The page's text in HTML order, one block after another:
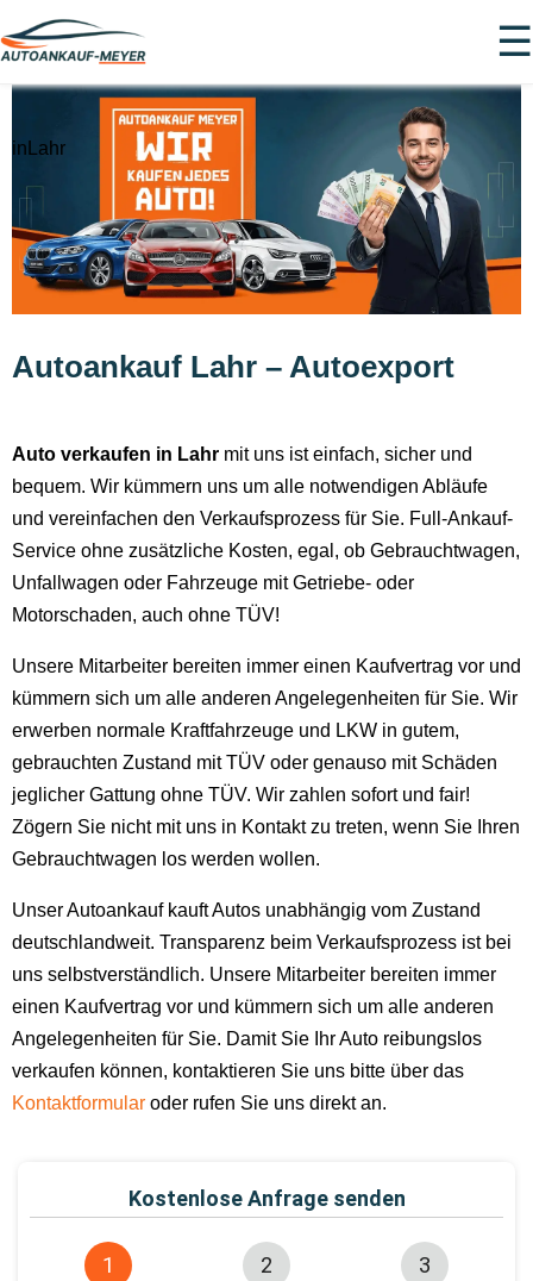
☰
inLahr
Autoankauf Lahr – Autoexport
Auto verkaufen in Lahr mit uns ist einfach, sicher und
bequem. Wir kümmern uns um alle notwendigen Abläufe
und vereinfachen den Verkaufsprozess für Sie. Full-Ankauf-
Service ohne zusätzliche Kosten, egal, ob Gebrauchtwagen,
Unfallwagen oder Fahrzeuge mit Getriebe- oder
Motorschaden, auch ohne TÜV!
Unsere Mitarbeiter bereiten immer einen Kaufvertrag vor und
kümmern sich um alle anderen Angelegenheiten für Sie. Wir
erwerben normale Kraftfahrzeuge und LKW in gutem,
gebrauchten Zustand mit TÜV oder genauso mit Schäden
jeglicher Gattung ohne TÜV. Wir zahlen sofort und fair!
Zögern Sie nicht mit uns in Kontakt zu treten, wenn Sie Ihren
Gebrauchtwagen los werden wollen.
Unser Autoankauf kauft Autos unabhängig vom Zustand
deutschlandweit. Transparenz beim Verkaufsprozess ist bei
uns selbstverständlich. Unsere Mitarbeiter bereiten immer
einen Kaufvertrag vor und kümmern sich um alle anderen
Angelegenheiten für Sie. Damit Sie Ihr Auto reibungslos
verkaufen können, kontaktieren Sie uns bitte über das
Kontaktformular oder rufen Sie uns direkt an.